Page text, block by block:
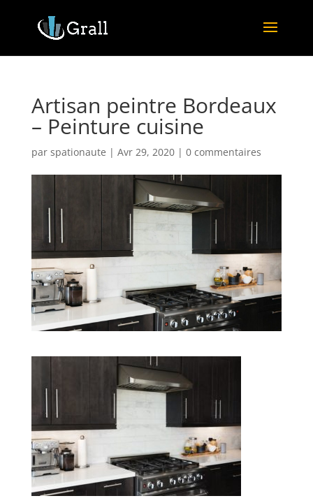
Artisan peintre Bordeaux
– Peinture cuisine
par spationaute | Avr 29, 2020| 0 commentaires